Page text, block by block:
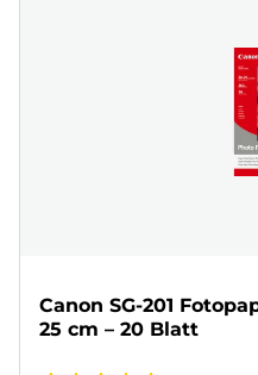
Canon SG-201
25 cm – 20 Blatt